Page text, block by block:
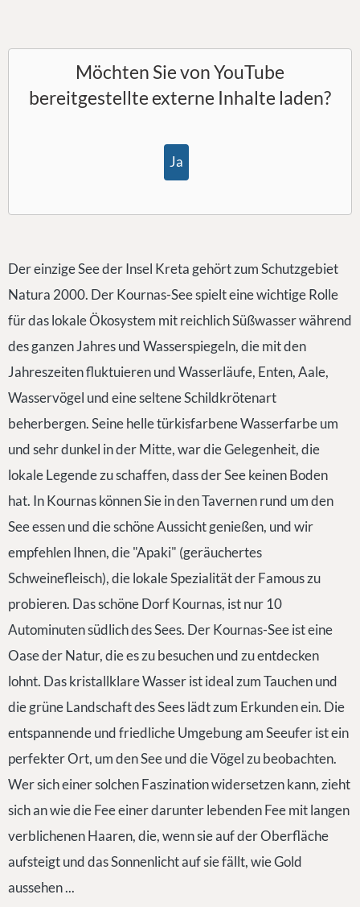
Möchten Sie vonYouTube
bereitgestellte externe Inhalte laden?
Ja
Der einzige See der Insel Kreta gehört zum Schutzgebiet
Natura 2000. Der Kournas-See spielt eine wichtige Rolle
für das lokale Ökosystem mit reichlich Süßwasser während
des ganzen Jahres und Wasserspiegeln, die mit den
Jahreszeiten fluktuieren und Wasserläufe, Enten, Aale,
Wasservögel und eine seltene Schildkrötenart
beherbergen. Seine helle türkisfarbene Wasserfarbe um
und sehr dunkel in der Mitte, war die Gelegenheit, die
lokale Legende zu schaffen, dass der See keinen Boden
hat. In Kournas können Sie in den Tavernen rund um den
See essen und die schöne Aussicht genießen, und wir
empfehlen Ihnen, die "Apaki" (geräuchertes
Schweinefleisch), die lokale Spezialität der Famous zu
probieren. Das schöne Dorf Kournas, ist nur 10
Autominuten südlich des Sees. Der Kournas-See ist eine
Oase der Natur, die es zu besuchen und zu entdecken
lohnt. Das kristallklare Wasser ist ideal zum Tauchen und
die grüne Landschaft des Sees lädt zum Erkunden ein. Die
entspannende und friedliche Umgebung am Seeufer ist ein
perfekter Ort, um den See und die Vögel zu beobachten.
Wer sich einer solchen Faszination widersetzen kann, zieht
sich an wie die Fee einer darunter lebenden Fee mit langen
verblichenen Haaren, die, wenn sie auf der Oberfläche
aufsteigt und das Sonnenlicht auf sie fällt, wie Gold
aussehen ...